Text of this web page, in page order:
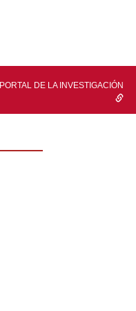
PORTAL DE LA INVESTIGACIÓN